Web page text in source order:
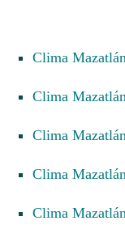
Clima
Clima
Clima
Clima
Clima